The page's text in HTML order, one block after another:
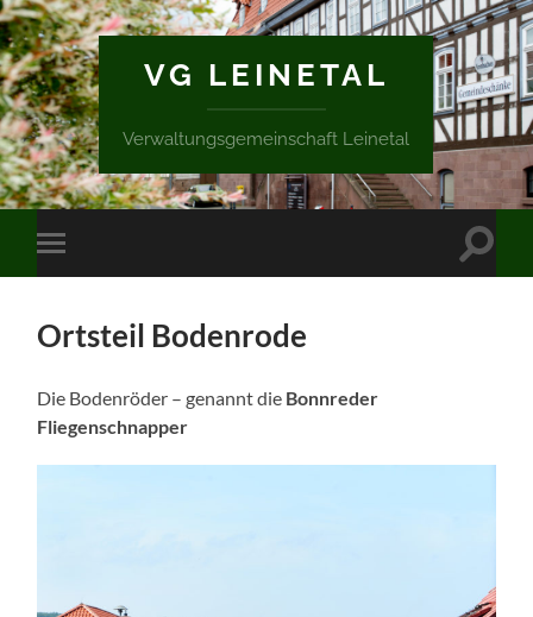
VG LEINETAL
Verwaltungsgemeinschaft Leinetal
Mobile-
Menü
Ortsteil Bodenrode
Die Bodenröder – genannt die Bonnreder
Fliegenschnapper